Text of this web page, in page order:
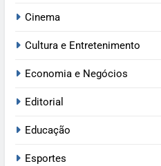
Cinema
Cultura e Entretenimento
Economia e Negócios
Editorial
Educação
Esportes